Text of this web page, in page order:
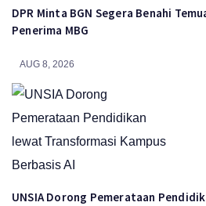
DPR Minta BGN Segera Benahi
Penerima MBG
AUG 8, 2026
UNSIA Dorong Pemerataan